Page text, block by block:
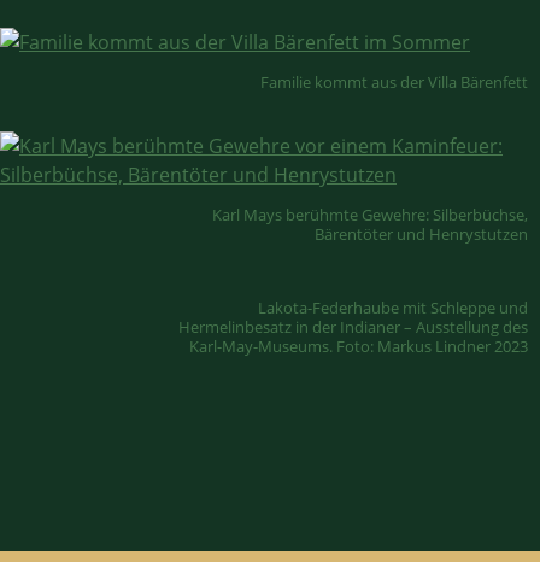
Familie kommt aus der Villa Bärenfett
Karl Mays berühmte Gewehre: Silberbüchse,
Bärentöter und Henrystutzen
Lakota-Federhaube mit Schleppe und
Hermelinbesatz in der Indianer – Ausstellung des
Karl-May-Museums. Foto: Markus Lindner 2023